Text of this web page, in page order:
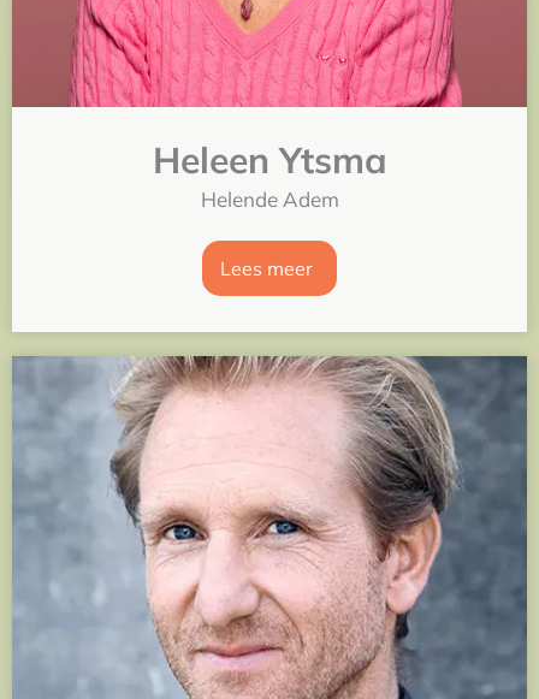
Heleen Ytsma
Helende Adem
Lees meer